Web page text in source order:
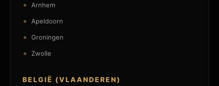
Arnhem
Apeldoorn
Groningen
Zwolle
BELGIË (VLAANDEREN)